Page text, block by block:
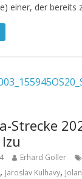
einer, der bereits
Strecke
Erhard Goller
, Jaroslav Kulhavy,